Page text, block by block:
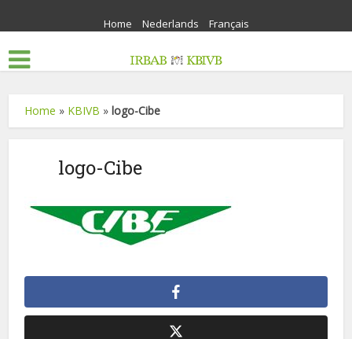
Home Nederlands Français
Home » KBIVB »logo-Cibe
logo-Cibe